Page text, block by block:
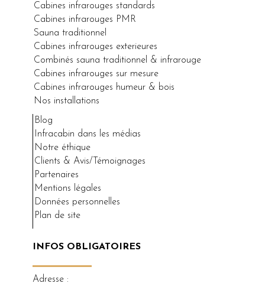
Cabines infrarouges standards
Cabines infrarouges PMR
Sauna traditionnel
Cabines infrarouges exterieures
Combinés sauna traditionnel & infrarouge
Cabines infrarouges sur mesure
Cabines infrarouges humeur & bois
Nos installations
Blog
Infracabin dans les médias
Notre éthique
Clients & Avis/Témoignages
Partenaires
Mentions légales
Données personnelles
Plan de site
INFOS OBLIGATOIRES
Adresse :